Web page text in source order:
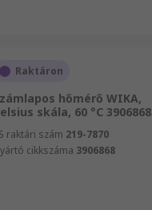
Raktáron
hőmérő WIKA,
skála, 60 °C 3906868
raktári szám 219-7870
cikkszáma 3906868